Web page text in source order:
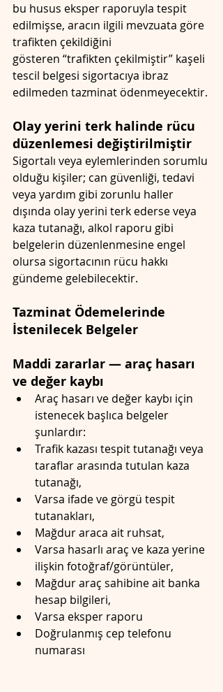
bu husus eksper raporuyla tespit
edilmişse, aracın ilgili mevzuata göre
trafikten çekildiğini
gösteren “trafikten çekilmiştir” kaşeli
tescil belgesi sigortacıya ibraz
edilmeden tazminat ödenmeyecektir.
Olay yerini terk halinde rücu
düzenlemesi değiştirilmiştir
Sigortalı veya eylemlerinden sorumlu
olduğu kişiler; can güvenliği, tedavi
veya yardım gibi zorunlu haller
dışında olay yerini terk ederse veya
kaza tutanağı, alkol raporu gibi
belgelerin düzenlenmesine engel
olursa sigortacının rücu hakkı
gündeme gelebilecektir.
Tazminat Ödemelerinde
İstenilecek Belgeler
Maddi zararlar — araç hasarı
ve değer kaybı
Araç hasarı ve değer kaybı için
istenecek başlıca belgeler
şunlardır:
Trafik kazası tespit tutanağı veya
taraflar arasında tutulan kaza
tutanağı,
Varsa ifade ve görgü tespit
tutanakları,
Mağdur araca ait ruhsat,
Varsa hasarlı araç ve kaza yerine
ilişkin fotoğraf/görüntüler,
Mağdur araç sahibine ait banka
hesap bilgileri,
Varsa eksper raporu
Doğrulanmış cep telefonu
numarası